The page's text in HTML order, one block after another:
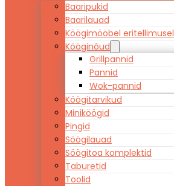
Baaripukid
Baarilauad
Köögimööbel eritellimusel
Kööginõud
Grillpannid
Pannid
Wok-pannid
Köögitarvikud
Miniköögid
Pingid
Söögilauad
Söögitoa komplektid
Taburetid
Toolid